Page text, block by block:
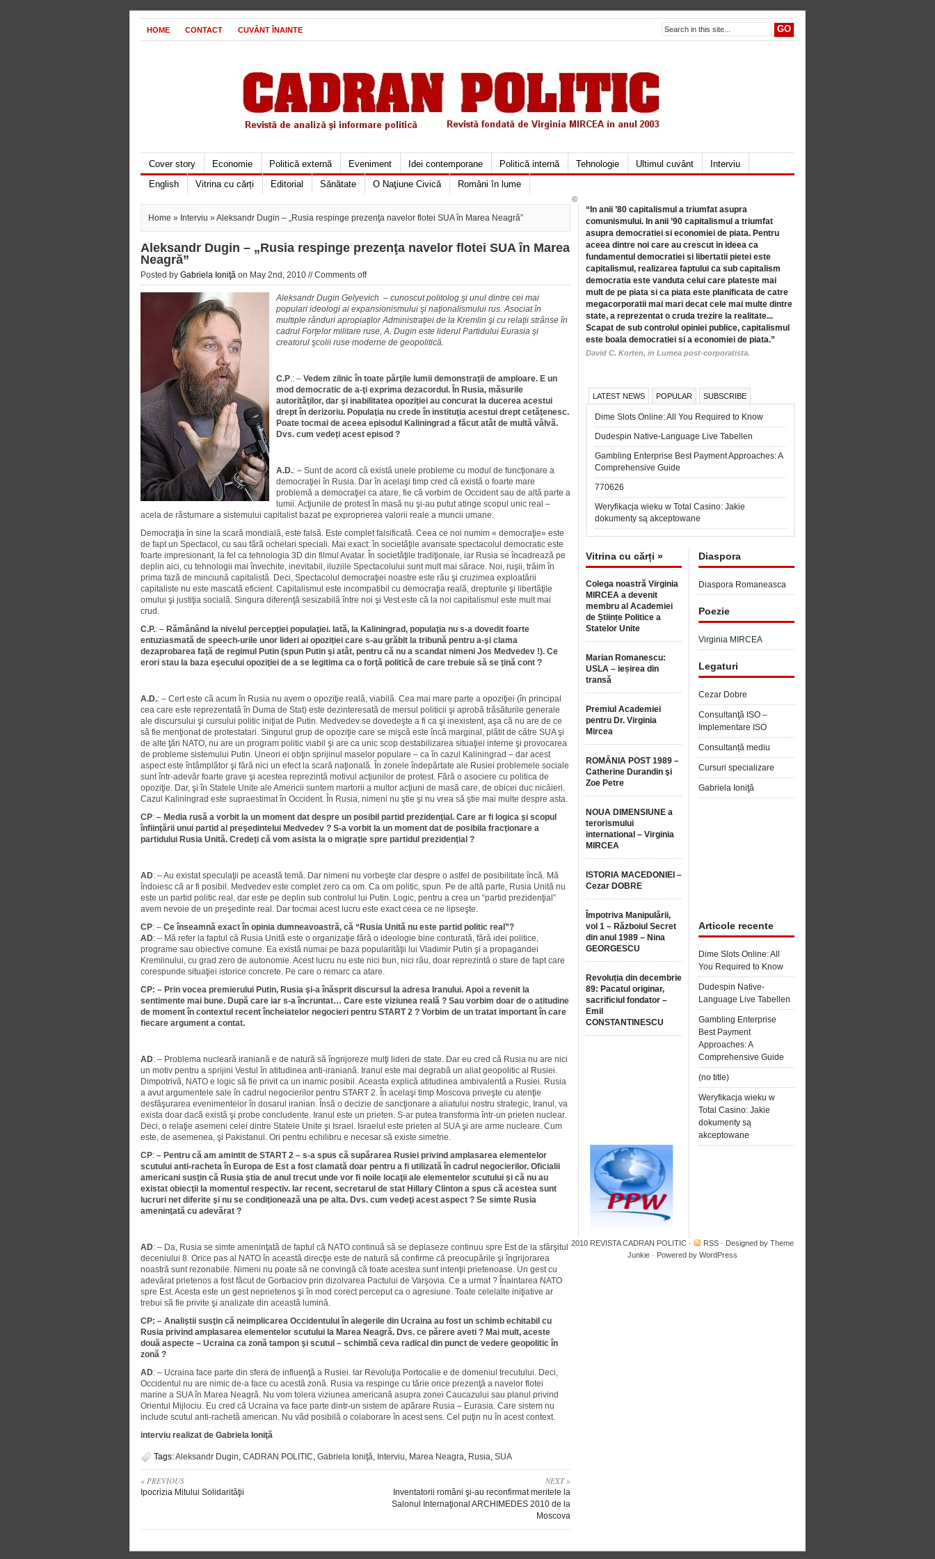
HOME CONTACT CUVÂNT ÎNAINTE
Cover story Economie Politică externă Eveniment Idei contemporane Politică internă Tehnologie Ultimul cuvânt
Interviu
English
Vitrina cu cărți Editorial Sănătate O Naţiune Civică Români în lume
Home » Interviu » Aleksandr Dugin – „Rusia respinge prezenţa navelor flotei SUA în Marea Neagră”
Aleksandr Dugin – „Rusia respinge prezenţa navelor flotei SUA în Marea
Neagră”
Posted by Gabriela Ioniţă on May 2nd, 2010 //Comments off
Aleksandr Dugin Gelyevich – cunoscut politolog şi unul dintre cei mai
populari ideologi ai expansionismului şi naţionalismului rus. Asociat în
multiple rânduri apropiaţilor Administraţiei de la Kremlin şi cu relaţii strânse în
cadrul Forţelor militare ruse, A. Dugin este liderul Partidului Eurasia şi
creatorul şcolii ruse moderne de geopolitică.
C.P.: – Vedem zilnic în toate părţile lumii demonstraţii de amploare. E un
mod democratic de a-ţi exprima dezacordul. În Rusia, măsurile
autorităţilor, dar şi inabilitatea opoziţiei au concurat la ducerea acestui
drept în derizoriu. Populaţia nu crede în instituţia acestui drept cetăţenesc.
Poate tocmai de aceea episodul Kaliningrad a făcut atât de multă vâlvă.
Dvs. cum vedeţi acest episod ?
A.D.: – Sunt de acord că există unele probleme cu modul de funcţionare a
democraţiei în Rusia. Dar în acelaşi timp cred că există o foarte mare
problemă a democraţiei ca atare, fie că vorbim de Occident sau de altă parte a
lumii. Acţiunile de protest în masă nu şi-au putut atinge scopul unic real –
acela de răsturnare a sistemului capitalist bazat pe exproprierea valorii reale a muncii umane.
Democraţia în sine la scară mondială, este falsă. Este complet falsificată. Ceea ce noi numim « democraţie» este
de fapt un Spectacol, cu sau fără ochelari speciali. Mai exact: în societăţile avansate spectacolul democratic este
foarte impresionant, la fel ca tehnologia 3D din filmul Avatar. În societăţile tradiţionale, iar Rusia se încadrează pe
deplin aici, cu tehnologii mai învechite, inevitabil, iluziile Spectacolului sunt mult mai sărace. Noi, ruşii, trăim în
prima fază de minciună capitalistă. Deci, Spectacolul democraţiei noastre este rău şi cruzimea exploatării
capitaliste nu este mascată eficient. Capitalismul este incompatibil cu democraţia reală, drepturile şi libertăţile
omului şi justiţia socială. Singura diferenţă sesizabilă între noi şi Vest este că la noi capitalismul este mult mai
crud.
C.P.: – Rămânând la nivelul percepţiei populaţiei. Iată, la Kaliningrad, populaţia nu s-a dovedit foarte
entuziasmată de speech-urile unor lideri ai opoziţiei care s-au grăbit la tribună pentru a-şi clama
dezaprobarea faţă de regimul Putin (spun Putin şi atât, pentru că nu a scandat nimeni Jos Medvedev !). Ce
erori stau la baza eşecului opoziţiei de a se legitima ca o forţă politică de care trebuie să se ţină cont ?
A.D.: – Cert este că acum în Rusia nu avem o opoziţie reală, viabilă. Cea mai mare parte a opoziţiei (în principal
cea care este reprezentată în Duma de Stat) este dezinteresată de mersul politicii şi aprobă trăsăturile generale
ale discursului şi cursului politic iniţiat de Putin. Medvedev se dovedeşte a fi ca şi inexistent, aşa că nu are de ce
să fie menţionat de protestatari. Singurul grup de opoziţie care se mişcă este încă marginal, plătit de către SUA şi
de alte ţări NATO, nu are un program politic viabil şi are ca unic scop destabilizarea situaţiei interne şi provocarea
de probleme sistemului Putin. Uneori ei obţin sprijinul maselor populare – ca în cazul Kaliningrad – dar acest
aspect este întâmplător şi fără nici un efect la scară naţională. În zonele îndepărtate ale Rusiei problemele sociale
sunt într-adevăr foarte grave şi acestea reprezintă motivul acţiunilor de protest. Fără o asociere cu politica de
opoziţie. Dar, şi în Statele Unite ale Americii suntem martorii a multor acţiuni de masă care, de obicei duc nicăieri.
Cazul Kaliningrad este supraestimat în Occident. În Rusia, nimeni nu ştie şi nu vrea să ştie mai multe despre asta.
CP: – Media rusă a vorbit la un moment dat despre un posibil partid prezidenţial. Care ar fi logica şi scopul
înfiinţării unui partid al preşedintelui Medvedev ? S-a vorbit la un moment dat de posibila fracţionare a
partidului Rusia Unită. Credeţi că vom asista la o migraţie spre partidul prezidenţial ?
AD: – Au existat speculaţii pe această temă. Dar nimeni nu vorbeşte clar despre o astfel de posibilitate încă. Mă
îndoiesc că ar fi posibil. Medvedev este complet zero ca om. Ca om politic, spun. Pe de altă parte, Rusia Unită nu
este un partid politic real, dar este pe deplin sub controlul lui Putin. Logic, pentru a crea un “partid prezidenţial”
avem nevoie de un preşedinte real. Dar tocmai acest lucru este exact ceea ce ne lipseşte.
CP: – Ce înseamnă exact în opinia dumneavoastră, că “Rusia Unită nu este partid politic real”?
AD: – Mă refer la faptul că Rusia Unită este o organizaţie fără o ideologie bine conturată, fără idei politice,
programe sau obiective comune. Ea există numai pe baza popularităţii lui Vladimir Putin şi a propagandei
Kremlinului, cu grad zero de autonomie. Acest lucru nu este nici bun, nici rău, doar reprezintă o stare de fapt care
corespunde situaţiei istorice concrete. Pe care o remarc ca atare.
CP: – Prin vocea premierului Putin, Rusia şi-a înăsprit discursul la adresa Iranului. Apoi a revenit la
sentimente mai bune. După care iar s-a încruntat… Care este viziunea reală ? Sau vorbim doar de o atitudine
de moment în contextul recent încheiatelor negocieri pentru START 2 ? Vorbim de un tratat important în care
fiecare argument a contat.
AD: – Problema nucleară iraniană e de natură să îngrijoreze mulţi lideri de state. Dar eu cred că Rusia nu are nici
un motiv pentru a sprijini Vestul în atitudinea anti-iraniană. Iranul este mai degrabă un aliat geopolitic al Rusiei.
Dimpotrivă, NATO e logic să fie privit ca un inamic posibil. Aceasta explică atitudinea ambivalentă a Rusiei. Rusia
a avut argumentele sale în cadrul negocierilor pentru START 2. În acelaşi timp Moscova priveşte cu atenţie
desfăşurarea evenimentelor în dosarul iranian. Însă o decizie de sancţionare a aliatului nostru strategic, Iranul, va
exista doar dacă există şi probe concludente. Iranul este un prieten. S-ar putea transforma într-un prieten nuclear.
Deci, o relaţie asemeni celei dintre Statele Unite şi Israel. Israelul este prieten al SUA şi are arme nucleare. Cum
este, de asemenea, şi Pakistanul. Ori pentru echilibru e necesar să existe simetrie.
CP: – Pentru că am amintit de START 2 – s-a spus că supărarea Rusiei privind amplasarea elementelor
scutului anti-racheta în Europa de Est a fost clamată doar pentru a fi utilizată în cadrul negocierilor. Oficialii
americani susţin că Rusia ştia de anul trecut unde vor fi noile locaţii ale elementelor scutului şi că nu au
existat obiecţii la momentul respectiv. Iar recent, secretarul de stat Hillary Clinton a spus că acestea sunt
lucruri net diferite şi nu se condiţionează una pe alta. Dvs. cum vedeţi acest aspect ? Se simte Rusia
ameninţată cu adevărat ?
AD: – Da, Rusia se simte ameninţată de faptul că NATO continuă să se deplaseze continuu spre Est de la sfârşitul
deceniului 8. Orice pas al NATO în această direcţie este de natură să confirme că preocupările şi îngrijorarea
noastră sunt rezonabile. Nimeni nu poate să ne convingă că toate acestea sunt intenţii prietenoase. Un gest cu
adevărat prietenos a fost făcut de Gorbaciov prin dizolvarea Pactului de Varşovia. Ce a urmat ? Înaintarea NATO
spre Est. Acesta este un gest neprietenos şi în mod corect perceput ca o agresiune. Toate celelalte iniţiative ar
trebui să fie privite şi analizate din această lumină.
CP: – Analiştii susţin că neimplicarea Occidentului în alegerile din Ucraina au fost un schimb echitabil cu
Rusia privind amplasarea elementelor scutului la Marea Neagră. Dvs. ce părere aveti ? Mai mult, aceste
două aspecte – Ucraina ca zonă tampon şi scutul – schimbă ceva radical din punct de vedere geopolitic în
zonă ?
AD: – Ucraina face parte din sfera de influenţă a Rusiei. Iar Revoluţia Portocalie e de domeniul trecutului. Deci,
Occidentul nu are nimic de-a face cu acestă zonă. Rusia va respinge cu tărie orice prezenţă a navelor flotei
marine a SUA în Marea Neagră. Nu vom tolera viziunea americană asupra zonei Caucazului sau planul privind
Orientul Mijlociu. Eu cred că Ucraina va face parte dintr-un sistem de apărare Rusia – Eurasia. Care sistem nu
include scutul anti-rachetă american. Nu văd posibilă o colaborare în acest sens. Cel puţin nu în acest context.
interviu realizat de Gabriela Ioniţă
Tags:Aleksandr Dugin, CADRAN POLITIC, Gabriela Ioniţă, Interviu, Marea Neagra, Rusia, SUA
« PREVIOUS
Ipocrizia Mitului Solidarităţii
NEXT »
Inventatorii români şi-au reconfirmat meritele la
Salonul Internaţional ARCHIMEDES 2010 de la
Moscova
“In anii ’80 capitalismul a triumfat asupra
comunismului. In anii ’90 capitalismul a triumfat
asupra democratiei si economiei de piata. Pentru
aceea dintre noi care au crescut in ideea ca
fundamentul democratiei si libertatii pietei este
capitalismul, realizarea faptului ca sub capitalism
democratia este vanduta celui care plateste mai
mult de pe piata si ca piata este planificata de catre
megacorporatii mai mari decat cele mai multe dintre
state, a reprezentat o cruda trezire la realitate...
Scapat de sub controlul opiniei publice, capitalismul
este boala democratiei si a economiei de piata.”
David C. Korten, in Lumea post-corporatista.
LATEST NEWS POPULAR SUBSCRIBE
Dime Slots Online: All You Required to Know
Dudespin Native-Language Live Tabellen
Gambling Enterprise Best Payment Approaches: A
Comprehensive Guide
770626
Weryfikacja wieku w Total Casino: Jakie
dokumenty są akceptowane
Vitrina cu cărți »
Colega noastră Virginia
MIRCEA a devenit
membru al Academiei
de Științe Politice a
Statelor Unite
Marian Romanescu:
USLA – ieșirea din
transă
Premiul Academiei
pentru Dr. Virginia
Mircea
ROMÂNIA POST 1989 –
Catherine Durandin şi
Zoe Petre
NOUA DIMENSIUNE a
terorismului
international – Virginia
MIRCEA
ISTORIA MACEDONIEI –
Cezar DOBRE
Împotriva Manipulării,
vol 1 – Războiul Secret
din anul 1989 – Nina
GEORGESCU
Revoluția din decembrie
89: Pacatul originar,
sacrificiul fondator –
Emil
CONSTANTINESCU
Diaspora
Diaspora Romaneasca
Poezie
Virginia MIRCEA
Legaturi
Cezar Dobre
Consultanţă ISO –
Implementare ISO
Consultanță mediu
Cursuri specializare
Gabriela Ioniţă
Articole recente
Dime Slots Online: All
You Required to Know
Dudespin Native-
Language Live Tabellen
Gambling Enterprise
Best Payment
Approaches: A
Comprehensive Guide
(no title)
Weryfikacja wieku w
Total Casino: Jakie
dokumenty są
akceptowane
©
2010 REVISTA CADRAN POLITIC · RSS · Designed by Theme
Junkie · Powered by WordPress